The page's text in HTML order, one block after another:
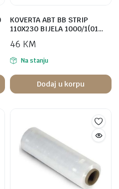
KOVERTA ABT BB STRIP
110X230 BIJELA 1000/1(01…
46 KM
Na stanju
Dodaj u korpu